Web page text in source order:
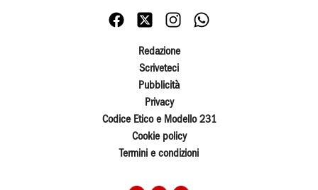
Redazione
Scriveteci
Pubblicità
Privacy
Codice Etico e Modello 231
Cookie policy
Termini e condizioni